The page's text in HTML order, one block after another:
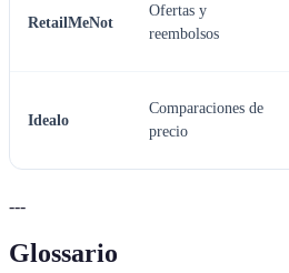
RetailMeNot
Ofertas y
reembolsos
Idealo
Comparaciones de
precio
---
Glossario